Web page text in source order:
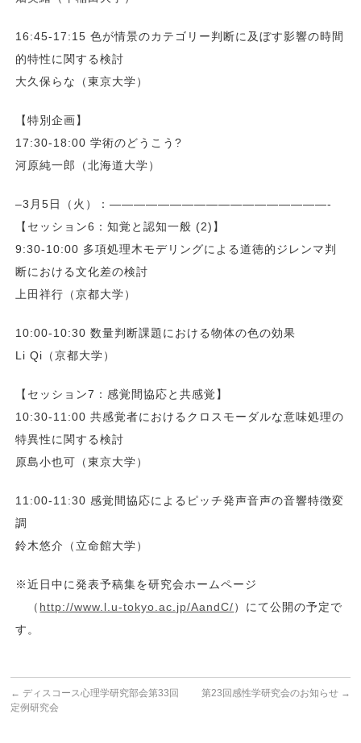
16:45-17:15 色が情景のカテゴリー判断に及ぼす影響の時間
的特性に関する検討
大久保らな（東京大学）
【特別企画】
17:30-18:00 学術のどうこう?
河原純一郎（北海道大学）
–3月5日（火）：——————————————————-
【セッション6：知覚と認知一般 (2)】
9:30-10:00 多項処理木モデリングによる道徳的ジレンマ判
断における文化差の検討
上田祥行（京都大学）
10:00-10:30 数量判断課題における物体の色の効果
Li Qi（京都大学）
【セッション7：感覚間協応と共感覚】
10:30-11:00 共感覚者におけるクロスモーダルな意味処理の
特異性に関する検討
原島小也可（東京大学）
11:00-11:30 感覚間協応によるピッチ発声音声の音響特徴変
調
鈴木悠介（立命館大学）
※近日中に発表予稿集を研究会ホームページ
（ http://www.l.u-tokyo.ac.jp/AandC/）にて公開の予定で
す。
← ディスコース心理学研究部会第33回
定例研究会
第23回感性学研究会のお知らせ →